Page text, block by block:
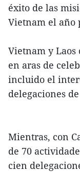
éxito de las
Vietnam el año
Vietnam y Laos
en aras de
incluido el
delegaciones
Mientras, con
de 70
cien